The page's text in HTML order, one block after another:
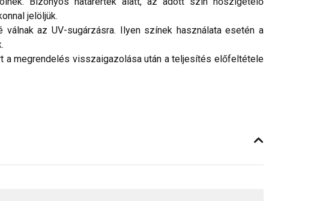
jelöljük.
az UV-sugárzásra. Ilyen színek használata esetén a
a megrendelés visszaigazolása után a teljesítés előfeltétele